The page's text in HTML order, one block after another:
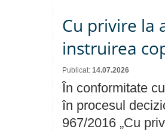
Cu privire la
instruirea
Publicat: 14.07.2026
În conformitate
în procesul
967/2016 „Cu